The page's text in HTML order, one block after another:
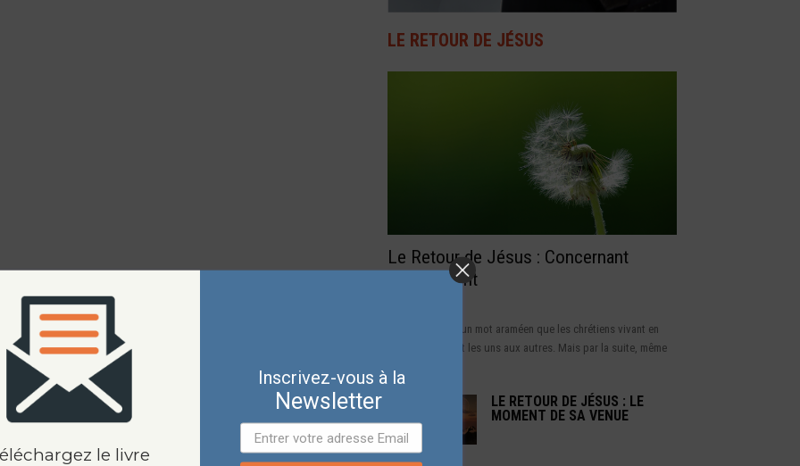
LE RETOUR DE JÉSUS
Le Retour de Jésus : Concernant
l’enlevement
Maranatha ! Est un mot araméen que les chrétiens vivant en
Israël se disaient les uns aux autres. Mais par la suite, même
LE RETOUR DE JÉSUS : LE
MOMENT DE SA VENUE
le livre
Inscrivez-vous à la
Newsletter